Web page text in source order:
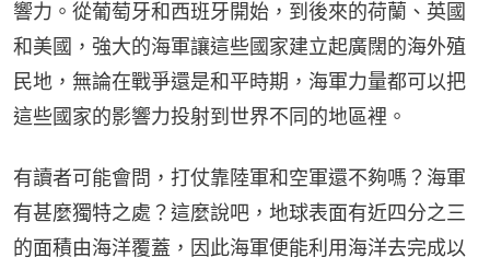
響力。從葡萄牙和西班牙開始，到後來的荷蘭、英國
和美國，強大的海軍讓這些國家建立起廣闊的海外殖
民地，無論在戰爭還是和平時期，海軍力量都可以把
這些國家的影響力投射到世界不同的地區裡。
有讀者可能會問，打仗靠陸軍和空軍還不夠嗎？海軍
有甚麼獨特之處？這麼說吧，地球表面有近四分之三
的面積由海洋覆蓋，因此海軍便能利用海洋去完成以